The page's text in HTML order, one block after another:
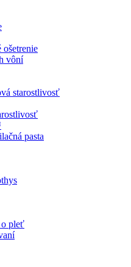
ošetrenie
vôní
starostlivosť
pasta
o pleť